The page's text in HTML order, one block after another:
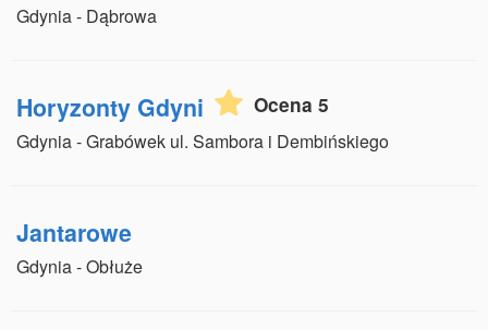
Gdynia - Dąbrowa
Horyzonty Gdyni Ocena 5
Gdynia - Grabówek ul. Sambora i Dembińskiego
Jantarowe
Gdynia - Obłuże